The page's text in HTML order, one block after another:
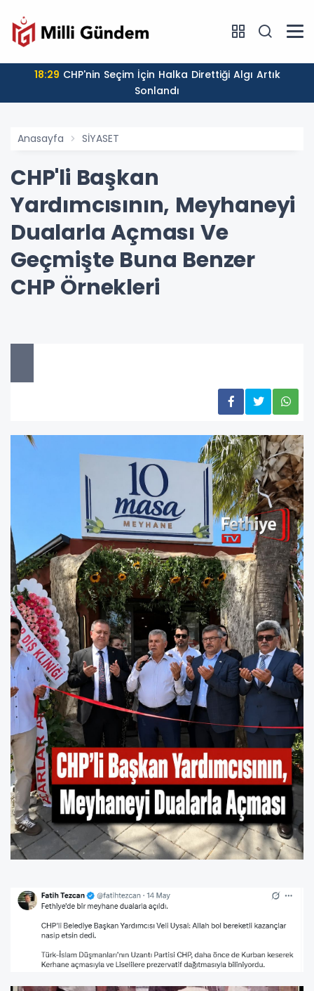
18:29
Sonlandı
Anasayfa SİYASET
CHP'li Başkan
Yardımcısının, Meyhaneyi
Dualarla Açması Ve
Geçmişte Buna Benzer
CHP Örnekleri